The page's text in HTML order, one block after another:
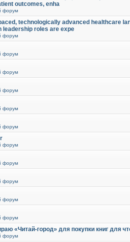
outcomes, enha
форум
technologically advanced healthcare
leadership roles are expe
форум
форум
форум
форум
форум
форум
форум
форум
форум
форум
форум
«Читай-город» для покупки книг для
форум